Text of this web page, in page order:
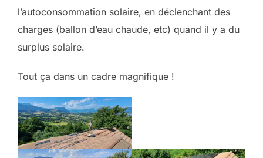
l’autoconsommation solaire, en déclenchant des
charges (ballon d’eau chaude, etc) quand il y a du
surplus solaire.
Tout ça dans un cadre magnifique !